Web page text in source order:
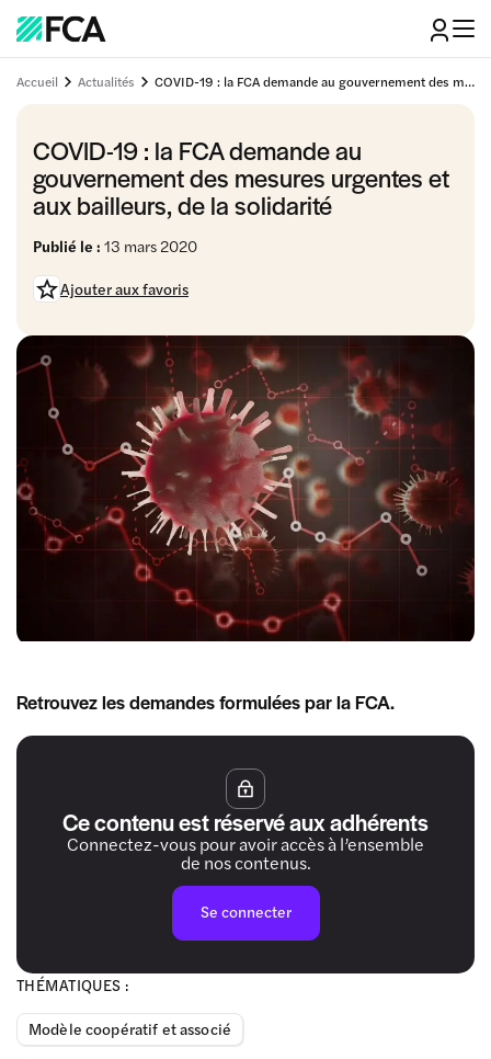
Accueil Actualités COVID-19 : la FCA demande au gouvernement des mesures urgentes et aux bailleurs, de la solidarité
COVID-19 : la FCA demande au
gouvernement des mesures urgentes et
aux bailleurs, de la solidarité
Publié le : 13 mars 2020
Ajouter aux favoris
THÉMATIQUES :
Modèle coopératif et associé
Retrouvez les demandes formulées par la FCA.
Ce contenu est réservé aux adhérents
Connectez-vous pour avoir accès à l’ensemble
de nos contenus.
Se connecter